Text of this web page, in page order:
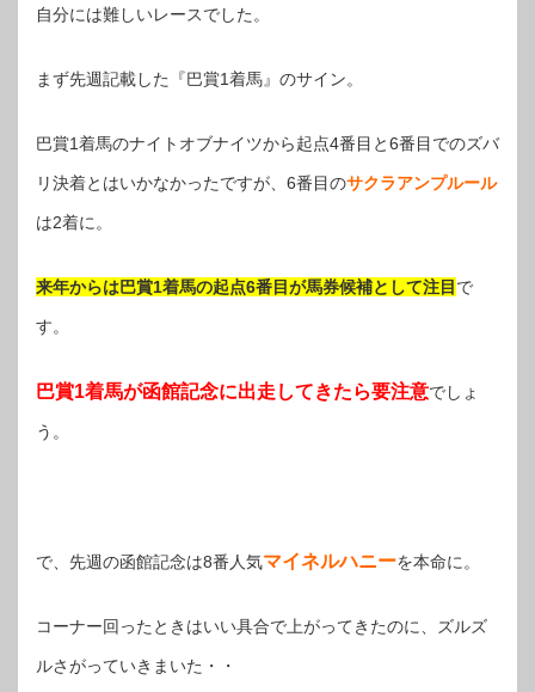
自分には難しいレースでした。
まず先週記載した『巴賞1着馬』のサイン。
巴賞1着馬のナイトオブナイツから起点4番目と6番目でのズバ
リ決着とはいかなかったですが、6番目のサクラアンプルール
は2着に。
来年からは巴賞1着馬の起点6番目が馬券候補として注目 で
す。
巴賞1着馬が函館記念に出走してきたら要注意でしょ
う。
で、先週の函館記念は8番人気マイネルハニーを本命に。
コーナー回ったときはいい具合で上がってきたのに、ズルズ
ルさがっていきまいた・・